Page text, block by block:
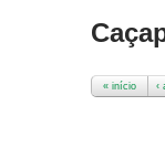
« início ‹